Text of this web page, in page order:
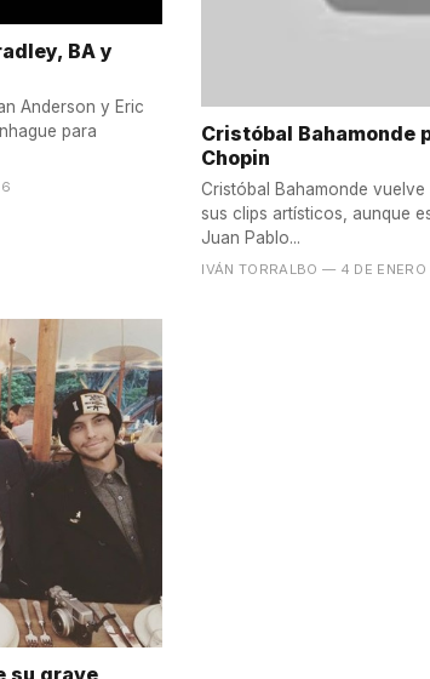
BA y
Anderson y Eric
para
Cristóbal Bahamonde
Chopin
Cristóbal Bahamonde
sus clips artísticos, aunque
Juan Pablo...
IVÁN TORRALBO — 4 DE ENERO
su grave